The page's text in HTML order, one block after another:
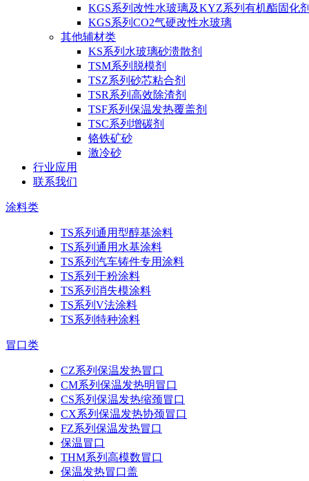
KGS系列改性水玻璃及KYZ系列有机酯固化剂
KGS系列CO2气硬改性水玻璃
其他辅材类
KS系列水玻璃砂溃散剂
TSM系列脱模剂
TSZ系列砂芯粘合剂
TSR系列高效除渣剂
TSF系列保温发热覆盖剂
TSC系列增碳剂
铬铁矿砂
激冷砂
行业应用
联系我们
涂料类
TS系列通用型醇基涂料
TS系列通用水基涂料
TS系列汽车铸件专用涂料
TS系列干粉涂料
TS系列消失模涂料
TS系列V法涂料
TS系列特种涂料
冒口类
CZ系列保温发热冒口
CM系列保温发热明冒口
CS系列保温发热缩颈冒口
CX系列保温发热协颈冒口
FZ系列保温发热冒口
保温冒口
THM系列高模数冒口
保温发热冒口盖